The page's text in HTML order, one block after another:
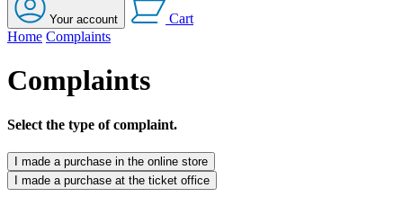
Your account
Cart
Home Complaints
Complaints
Select the type of complaint.
I made a purchase in the online store
I made a purchase at the ticket office